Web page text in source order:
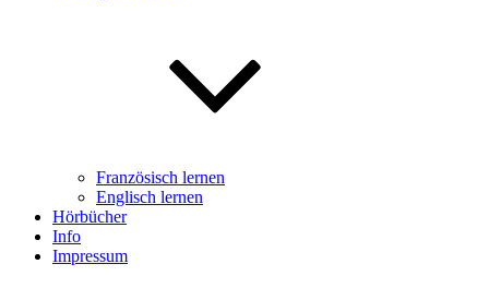
Französisch lernen
Englisch lernen
Hörbücher
Info
Impressum